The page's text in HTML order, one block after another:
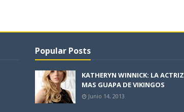
Popular Posts
KATHERYN WINNICK: LA ACTRIZ
MAS GUAPA DE VIKINGOS
Junio 14, 2013